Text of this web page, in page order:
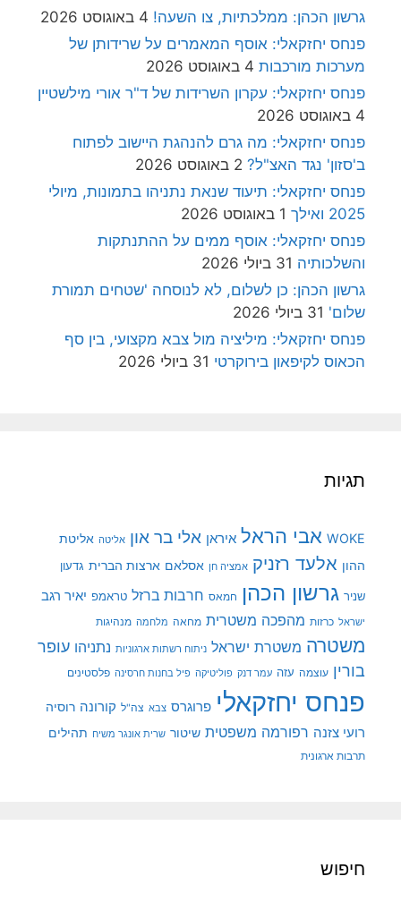
גרשון הכהן: ממלכתיות, צו השעה! 4 באוגוסט 2026
פנחס יחזקאלי: אוסף המאמרים על שרידותן של
מערכות מורכבות 4 באוגוסט 2026
פנחס יחזקאלי: עקרון השרידות של ד"ר אורי מילשטיין
4 באוגוסט 2026
פנחס יחזקאלי: מה גרם להנהגת היישוב לפתוח
ב'סזון' נגד האצ"ל? 2 באוגוסט 2026
פנחס יחזקאלי: תיעוד שנאת נתניהו בתמונות, מיולי
2025 ואילך
1 באוגוסט 2026
פנחס יחזקאלי: אוסף ממים על ההתנתקות
והשלכותיה 31 ביולי 2026
גרשון הכהן: כן לשלום, לא לנוסחה 'שטחים תמורת
שלום' 31 ביולי 2026
פנחס יחזקאלי: מיליציה מול צבא מקצועי, בין סף
הכאוס לקיפאון בירוקרטי 31 ביולי 2026
תגיות
WOKE אבי הראל איראן אלי בר און אליטה אליטת
ההון אלעד רזניק אמציה חן אסלאם ארצות הברית גדעון
שניר גרשון הכהן חמאס חרבות ברזל טראמפ יאיר רגב
ישראל כרזות מהפכה משטרית מחאה מלחמה מנהיגות
משטרה משטרת ישראל ניתוח רשתות ארגוניות נתניהו עופר
בורין עוצמה עזה עמר דנק פוליטיקה פיל בחנות חרסינה פלסטינים
פנחס יחזקאלי פרוגרס צבא צה"ל קורונה רוסיה
רועי צזנה רפורמה משפטית שיטור שרית אונגר משיח תהילים
תרבות ארגונית
חיפוש